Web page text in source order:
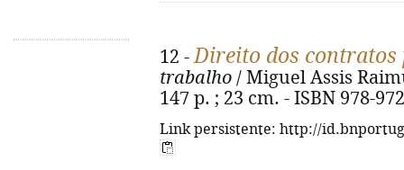
12 -Direito dos contratos
trabalho / Miguel Assis
147 p. ; 23 cm. - ISBN 978-
Link persistente: http://